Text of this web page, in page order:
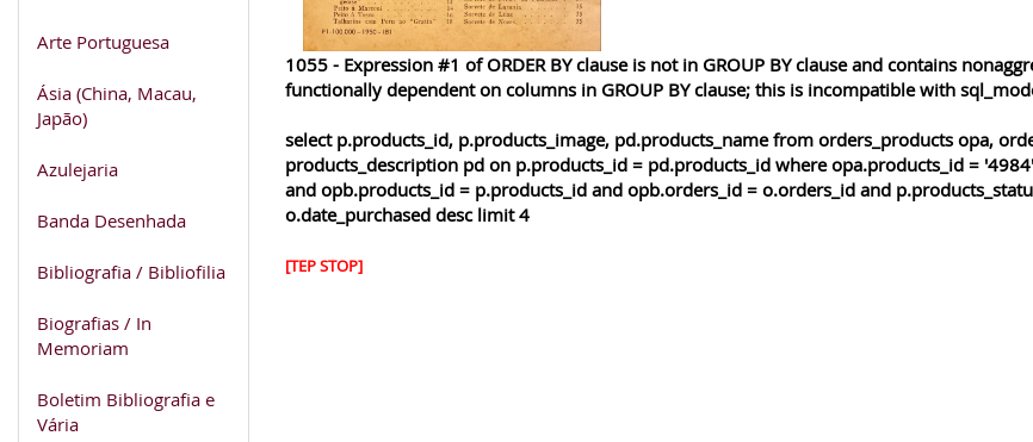
Arte Portuguesa
Ásia (China, Macau,
Japão)
Azulejaria
Banda Desenhada
Bibliografia / Bibliofilia
Biografias / In
Memoriam
Boletim Bibliografia e
Vária
1055 - Expression #1 of ORDER BY clause is not in GROUP BY clause and contains
functionally dependent on columns in GROUP BY clause; this is incompatible with
select p.products_id, p.products_image, pd.products_name from orders_products opa,
products_description pd on p.products_id = pd.products_id where opa.products_id =
and opb.products_id = p.products_id and opb.orders_id = o.orders_id and
o.date_purchased desc limit 4
[TEP STOP]